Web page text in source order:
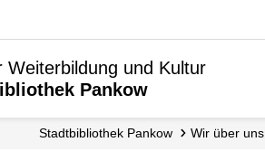
Weiterbildung und Kultur
Pankow
Stadt­bibliothek Pankow Wir über uns